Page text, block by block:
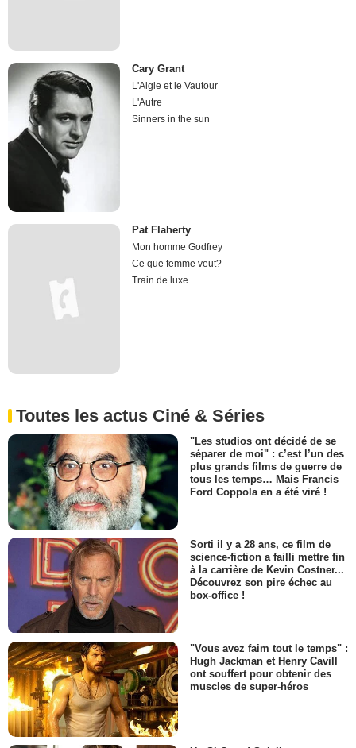
Cary Grant
L'Aigle et le Vautour
L'Autre
Sinners in the sun
Pat Flaherty
Mon homme Godfrey
Ce que femme veut?
Train de luxe
Toutes les actus Ciné & Séries
"Les studios ont décidé de se
séparer de moi" : c’est l’un des
plus grands films de guerre de
tous les temps… Mais Francis
Ford Coppola en a été viré !
Sorti il y a 28 ans, ce film de
science-fiction a failli mettre fin
à la carrière de Kevin Costner...
Découvrez son pire échec au
box-office !
"Vous avez faim tout le temps" :
Hugh Jackman et Henry Cavill
ont souffert pour obtenir des
muscles de super-héros